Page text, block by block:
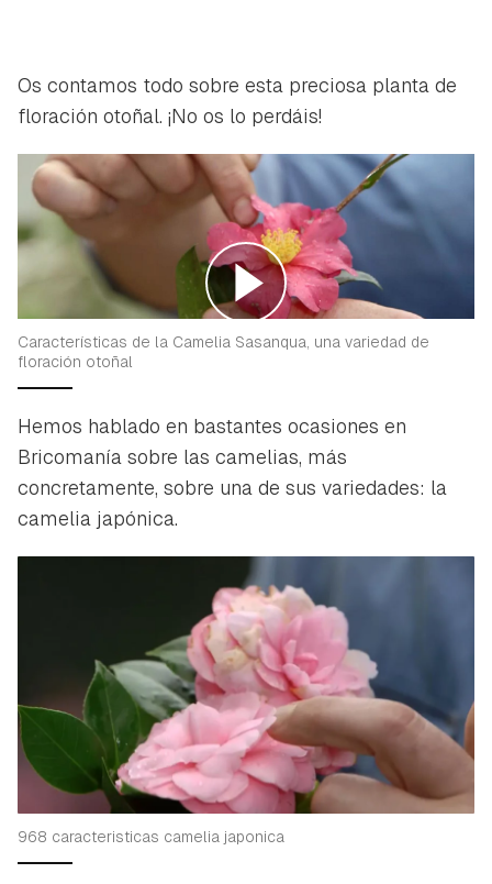
Os contamos todo sobre esta preciosa planta de
floración otoñal. ¡No os lo perdáis!
Características de la Camelia Sasanqua, una variedad de
floración otoñal
Hemos hablado en bastantes ocasiones en
Bricomanía sobre las camelias, más
concretamente, sobre una de sus variedades: la
camelia japónica.
968 caracteristicas camelia japonica